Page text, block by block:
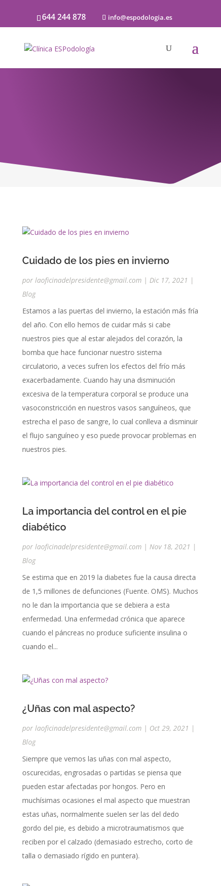
644 244 878 info@espodologia.es
Cuidado de los pies en invierno
por laoficinadelpresidente@gmail.com| Dic 17, 2021 |
Blog
Estamos a las puertas del invierno, la estación más fría
del año. Con ello hemos de cuidar más si cabe
nuestros pies que al estar alejados del corazón, la
bomba que hace funcionar nuestro sistema
circulatorio, a veces sufren los efectos del frío más
exacerbadamente. Cuando hay una disminución
excesiva de la temperatura corporal se produce una
vasoconstricción en nuestros vasos sanguíneos, que
estrecha el paso de sangre, lo cual conlleva a disminuir
el flujo sanguíneo y eso puede provocar problemas en
nuestros pies.
La importancia del control en el pie
diabético
por laoficinadelpresidente@gmail.com| Nov 18, 2021 |
Blog
Se estima que en 2019 la diabetes fue la causa directa
de 1,5 millones de defunciones (Fuente. OMS). Muchos
no le dan la importancia que se debiera a esta
enfermedad. Una enfermedad crónica que aparece
cuando el páncreas no produce suficiente insulina o
cuando el...
¿Uñas con mal aspecto?
por laoficinadelpresidente@gmail.com| Oct 29, 2021 |
Blog
Siempre que vemos las uñas con mal aspecto,
oscurecidas, engrosadas o partidas se piensa que
pueden estar afectadas por hongos. Pero en
muchísimas ocasiones el mal aspecto que muestran
estas uñas, normalmente suelen ser las del dedo
gordo del pie, es debido a microtraumatismos que
reciben por el calzado (demasiado estrecho, corto de
talla o demasiado rígido en puntera).